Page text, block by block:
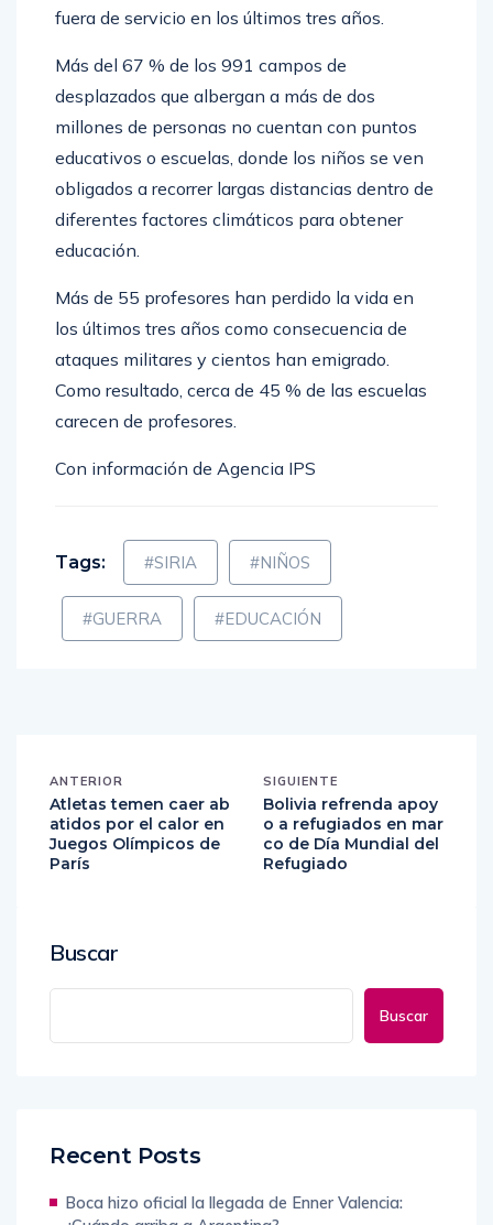
fuera de servicio en los últimos tres años.
Más del 67 % de los 991 campos de
desplazados que albergan a más de dos
millones de personas no cuentan con puntos
educativos o escuelas, donde los niños se ven
obligados a recorrer largas distancias dentro de
diferentes factores climáticos para obtener
educación.
Más de 55 profesores han perdido la vida en
los últimos tres años como consecuencia de
ataques militares y cientos han emigrado.
Como resultado, cerca de 45 % de las escuelas
carecen de profesores.
Con información de Agencia IPS
Tags: #SIRIA #NIÑOS
#GUERRA #EDUCACIÓN
ANTERIOR
Atletas temen caer ab
atidos por el calor en
Juegos Olímpicos de
París
SIGUIENTE
Bolivia refrenda apoy
o a refugiados en mar
co de Día Mundial del
Refugiado
Buscar
Buscar
Recent Posts
Boca hizo oficial la llegada de Enner Valencia: